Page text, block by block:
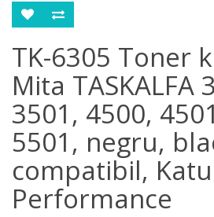
TK-6305 Toner
Mita TASKALFA
3501, 4500,
5501, negru,
compatibil,
Performance